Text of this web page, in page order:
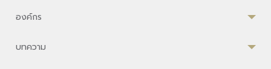
องค์กร
บทความ